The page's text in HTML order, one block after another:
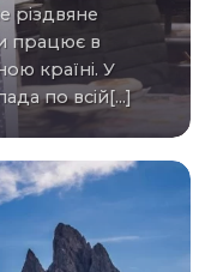
працює в
країні. У
по всій[...]